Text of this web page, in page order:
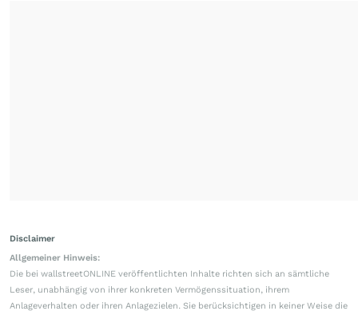
Disclaimer
Allgemeiner Hinweis:
Die bei wallstreetONLINE veröffentlichten Inhalte richten sich an sämtliche
Leser, unabhängig von ihrer konkreten Vermögenssituation, ihrem
Anlageverhalten oder ihren Anlagezielen. Sie berücksichtigen in keiner Weise die